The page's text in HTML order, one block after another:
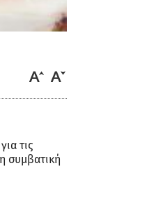
τις
συμβατική